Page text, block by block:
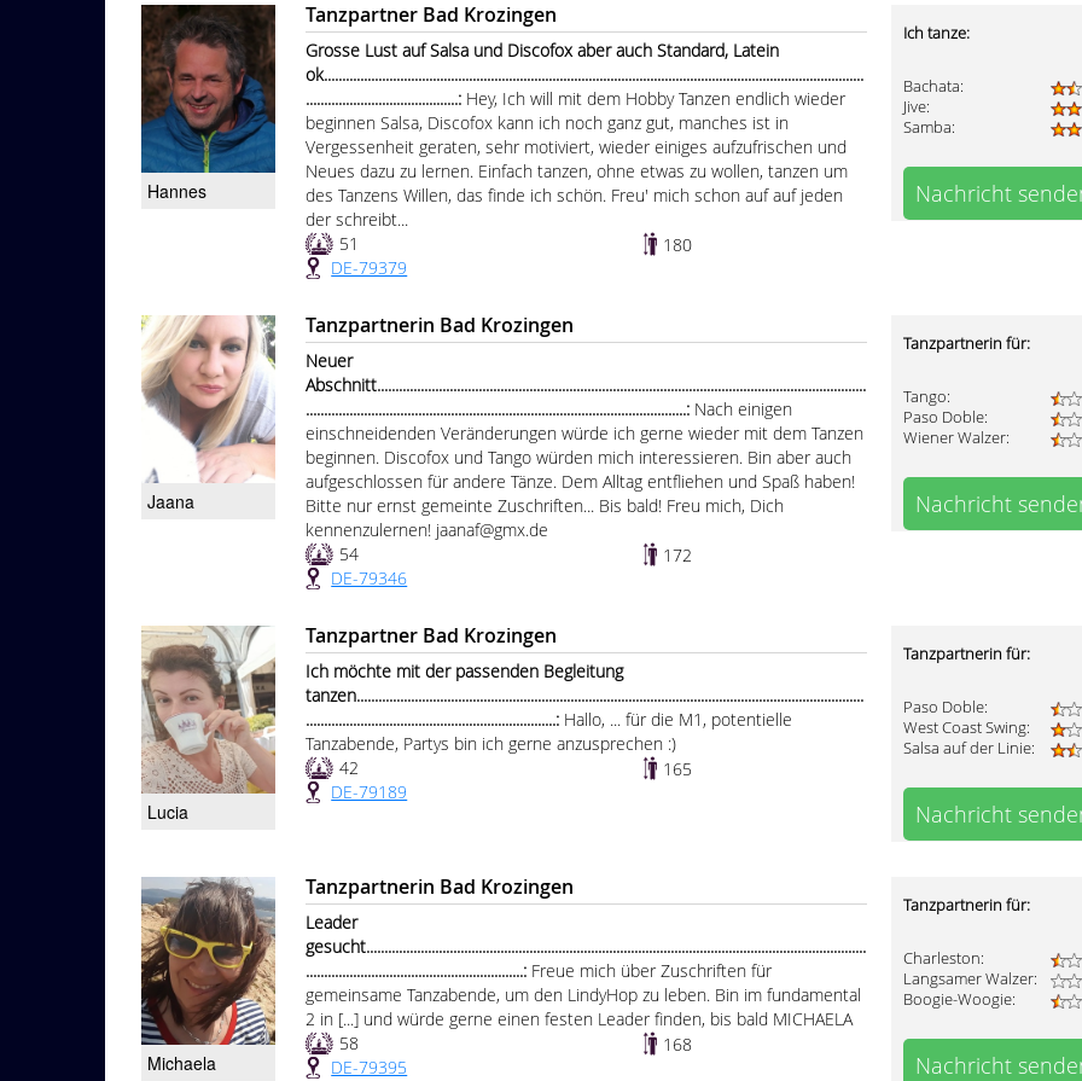
Hannes
Tanzpartner Bad Krozingen
Grosse Lust auf Salsa und Discofox aber auch Standard, Latein
ok.....................................................................................................................................................
..........................................: Hey, Ich will mit dem Hobby Tanzen endlich wieder
beginnen Salsa, Discofox kann ich noch ganz gut, manches ist in
Vergessenheit geraten, sehr motiviert, wieder einiges aufzufrischen und
Neues dazu zu lernen. Einfach tanzen, ohne etwas zu wollen, tanzen um
des Tanzens Willen, das finde ich schön. Freu' mich schon auf auf jeden
der schreibt...
51
180
DE-79379
Ich tanze:
Bachata:
Jive:
Samba:
Nachricht
Jaana
Tanzpartnerin Bad Krozingen
Neuer
Abschnitt.......................................................................................................................................
.........................................................................................................: Nach einigen
einschneidenden Veränderungen würde ich gerne wieder mit dem Tanzen
beginnen. Discofox und Tango würden mich interessieren. Bin aber auch
aufgeschlossen für andere Tänze. Dem Alltag entfliehen und Spaß haben!
Bitte nur ernst gemeinte Zuschriften... Bis bald! Freu mich, Dich
kennenzulernen! jaanaf@gmx.de
54
172
DE-79346
Tanzpartnerin für:
Tango:
Paso Doble:
Wiener Walzer:
Nachricht
Lucia
Tanzpartner Bad Krozingen
Ich möchte mit der passenden Begleitung
tanzen............................................................................................................................................
.....................................................................: Hallo, ... für die M1, potentielle
Tanzabende, Partys bin ich gerne anzusprechen :)
42
165
DE-79189
Tanzpartnerin für:
Paso Doble:
West Coast Swing:
Salsa auf der Linie:
Nachricht
Michaela
Tanzpartnerin Bad Krozingen
Leader
gesucht..........................................................................................................................................
............................................................: Freue mich über Zuschriften für
gemeinsame Tanzabende, um den LindyHop zu leben. Bin im fundamental
2 in [...] und würde gerne einen festen Leader finden, bis bald MICHAELA
58
168
DE-79395
Tanzpartnerin für:
Charleston:
Langsamer Walzer:
Boogie-Woogie:
Nachricht